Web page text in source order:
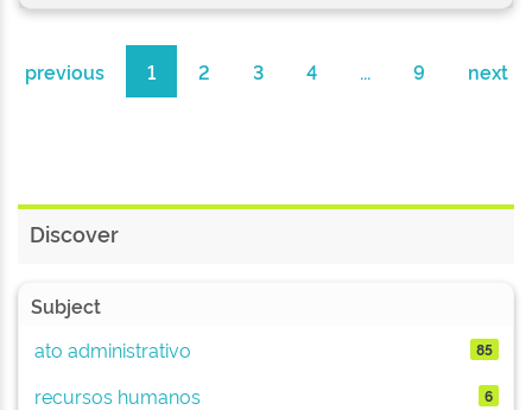
previous 1 2 3 4 ... 9 next
Discover
Subject
ato administrativo
85
recursos humanos 6